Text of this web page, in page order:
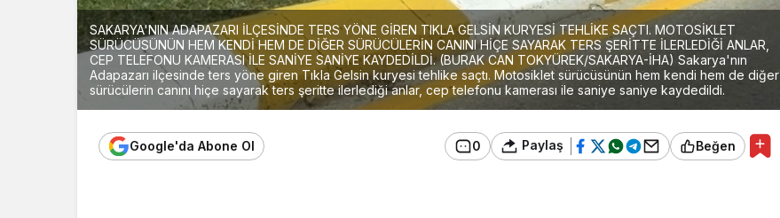
SAKARYA'NIN ADAPAZARI İLÇESİNDE TERS YÖNE GİREN TIKLA GELSİN KURYESİ TEHLİKE SAÇTI. MOTOSİKLET
SÜRÜCÜSÜNÜN HEM KENDİ HEM DE DİĞER SÜRÜCÜLERİN CANINI HİÇE SAYARAK TERS ŞERİTTE İLERLEDİĞİ ANLAR,
CEP TELEFONU KAMERASI İLE SANİYE SANİYE KAYDEDİLDİ. (BURAK CAN TOKYÜREK/SAKARYA-İHA) Sakarya'nın
Adapazarı ilçesinde ters yöne giren Tıkla Gelsin kuryesi tehlike saçtı. Motosiklet sürücüsünün hem kendi hem de diğer
sürücülerin canını hiçe sayarak ters şeritte ilerlediği anlar, cep telefonu kamerası ile saniye saniye kaydedildi.
Google'da Abone Ol 0 Paylaş Beğen